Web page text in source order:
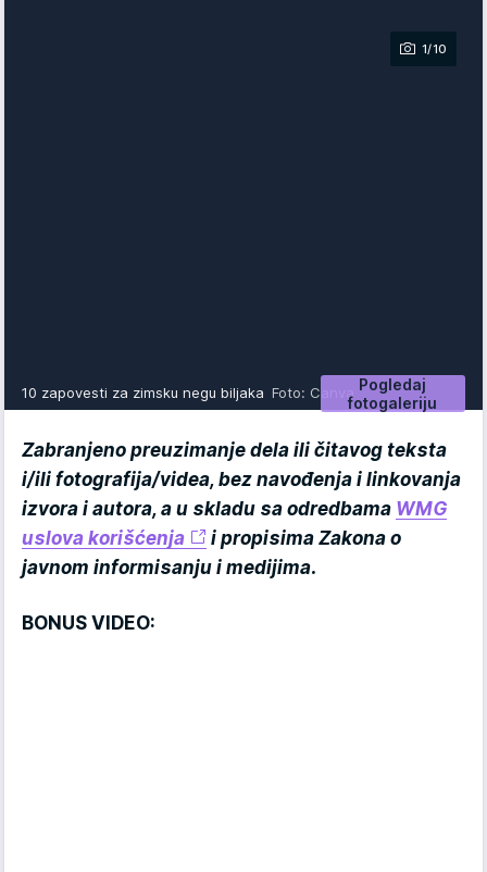
1/10
Pogledaj
fotogaleriju
10 zapovesti za zimsku negu biljaka Foto: Canva
Zabranjeno preuzimanje dela ili čitavog teksta
i/ili fotografija/videa, bez navođenja i linkovanja
izvora i autora, a u skladu sa odredbama WMG
uslova korišćenja
i propisima Zakona o
javnom informisanju i medijima.
BONUS VIDEO: